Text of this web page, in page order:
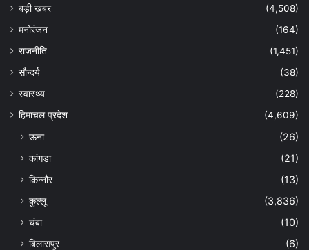
बड़ी खबर
(4,508)
मनोरंजन
(164)
राजनीति
(1,451)
सौन्दर्य
(38)
स्वास्थ्य
(228)
हिमाचल प्रदेश
(4,609)
ऊना
(26)
कांगड़ा
(21)
किन्नौर
(13)
कुल्लू
(3,836)
चंबा
(10)
बिलासपुर
(6)